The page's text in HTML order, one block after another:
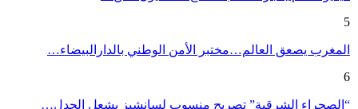
5
المغرب يصعق العالم…مختبر الأمن الوطني بالدارالبيضاء…
6
“الصحراء الشرقية” تصريح منسوب لسانشيز يشعل الجدل…